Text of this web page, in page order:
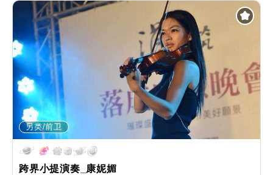
另类/前卫
跨界小提演奏_康妮媚